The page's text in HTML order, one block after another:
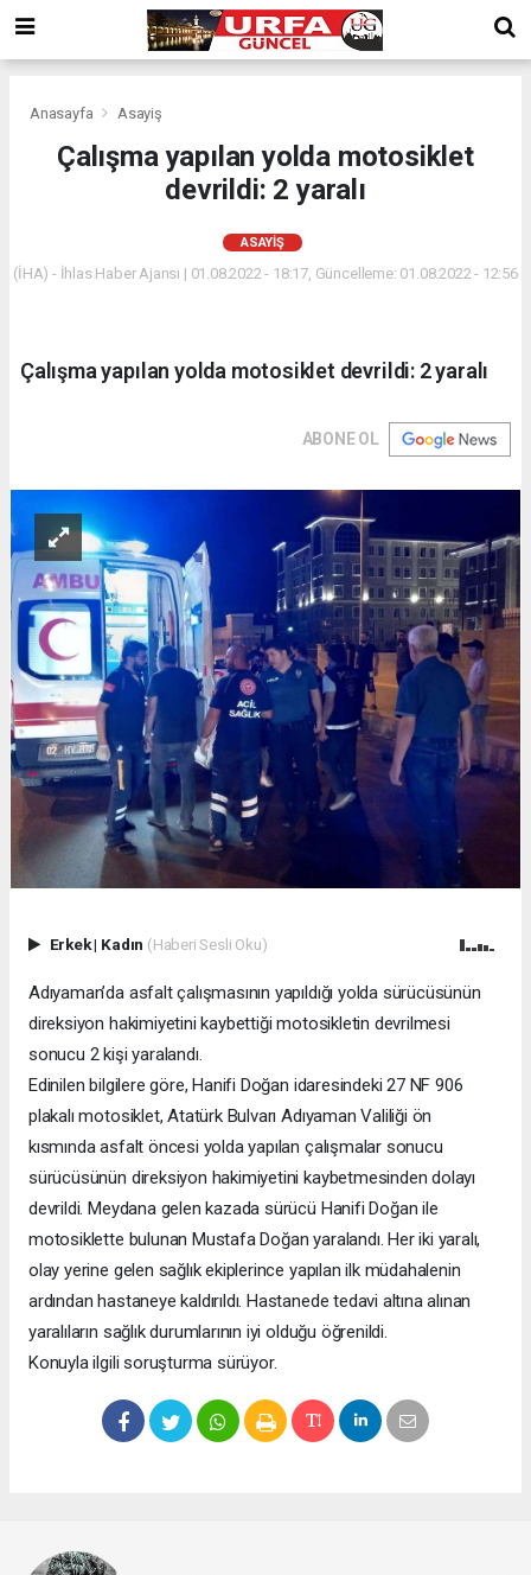
Anasayfa Asayiş
Çalışma yapılan yolda motosiklet
devrildi: 2 yaralı
ASAYIŞ
(İHA) - İhlas Haber Ajansı | 01.08.2022 - 18:17, Güncelleme: 01.08.2022 - 12:56
Çalışma yapılan yolda motosiklet devrildi: 2 yaralı
ABONE OL
Erkek| Kadın (Haberi Sesli Oku)
Adıyaman’da asfalt çalışmasının yapıldığı yolda sürücüsünün
direksiyon hakimiyetini kaybettiği motosikletin devrilmesi
sonucu 2 kişi yaralandı.
Edinilen bilgilere göre, Hanifi Doğan idaresindeki 27 NF 906
plakalı motosiklet, Atatürk Bulvarı Adıyaman Valiliği ön
kısmında asfalt öncesi yolda yapılan çalışmalar sonucu
sürücüsünün direksiyon hakimiyetini kaybetmesinden dolayı
devrildi. Meydana gelen kazada sürücü Hanifi Doğan ile
motosiklette bulunan Mustafa Doğan yaralandı. Her iki yaralı,
olay yerine gelen sağlık ekiplerince yapılan ilk müdahalenin
ardından hastaneye kaldırıldı. Hastanede tedavi altına alınan
yaralıların sağlık durumlarının iyi olduğu öğrenildi.
Konuyla ilgili soruşturma sürüyor.